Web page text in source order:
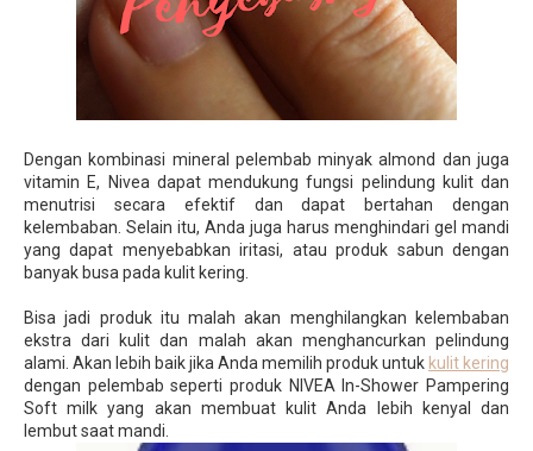
Dengan kombinasi mineral pelembab minyak almond dan juga
vitamin E, Nivea dapat mendukung fungsi pelindung kulit dan
menutrisi secara efektif dan dapat bertahan dengan
kelembaban. Selain itu, Anda juga harus menghindari gel mandi
yang dapat menyebabkan iritasi, atau produk sabun dengan
banyak busa pada kulit kering.
Bisa jadi produk itu malah akan menghilangkan kelembaban
ekstra dari kulit dan malah akan menghancurkan pelindung
alami. Akan lebih baik jika Anda memilih produk untuk kulit kering
dengan pelembab seperti produk NIVEA In-Shower Pampering
Soft milk yang akan membuat kulit Anda lebih kenyal dan
lembut saat mandi.